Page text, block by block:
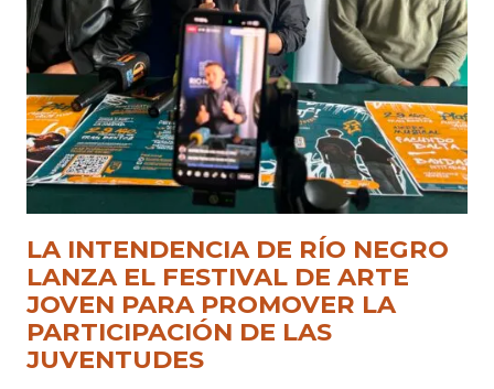
LA INTENDENCIA DE RÍO NEGRO
LANZA EL FESTIVAL DE ARTE
JOVEN PARA PROMOVER LA
PARTICIPACIÓN DE LAS
JUVENTUDES